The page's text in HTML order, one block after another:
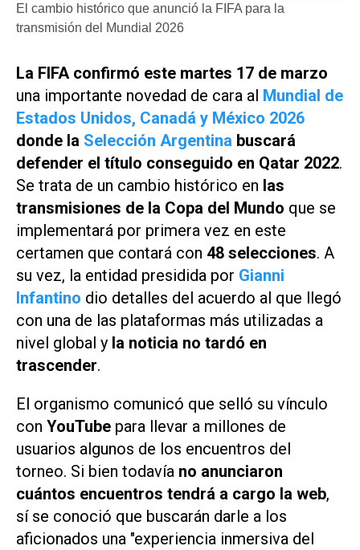
El cambio histórico que anunció la FIFA para la
transmisión del Mundial 2026
La FIFA confirmó este martes 17 de marzo
una importante novedad de cara al Mundial de
Estados Unidos, Canadá y México 2026
donde la Selección Argentina buscará
defender el título conseguido en Qatar 2022.
Se trata de un cambio histórico en las
transmisiones de la Copa del Mundo que se
implementará por primera vez en este
certamen que contará con 48 selecciones. A
su vez, la entidad presidida por Gianni
Infantino dio detalles del acuerdo al que llegó
con una de las plataformas más utilizadas a
nivel global y la noticia no tardó en
trascender.
El organismo comunicó que selló su vínculo
con YouTube para llevar a millones de
usuarios algunos de los encuentros del
torneo. Si bien todavía no anunciaron
cuántos encuentros tendrá a cargo la web,
sí se conoció que buscarán darle a los
aficionados una "experiencia inmersiva del